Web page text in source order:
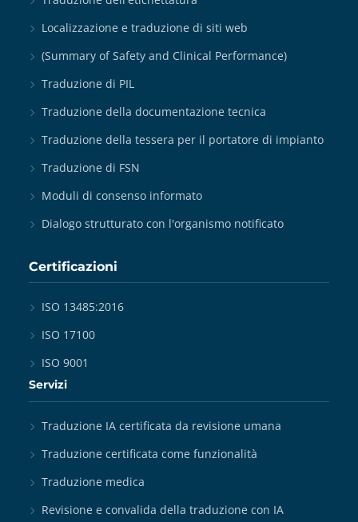
Localizzazione e traduzione di siti web
(Summary of Safety and Clinical Performance)
Traduzione di PIL
Traduzione della documentazione tecnica
Traduzione della tessera per il portatore di impianto
Traduzione di FSN
Moduli di consenso informato
Dialogo strutturato con l'organismo notificato
Certificazioni
ISO 13485:2016
ISO 17100
ISO 9001
Servizi
Traduzione IA certificata da revisione umana
Traduzione certificata come funzionalità
Traduzione medica
Revisione e convalida della traduzione con IA